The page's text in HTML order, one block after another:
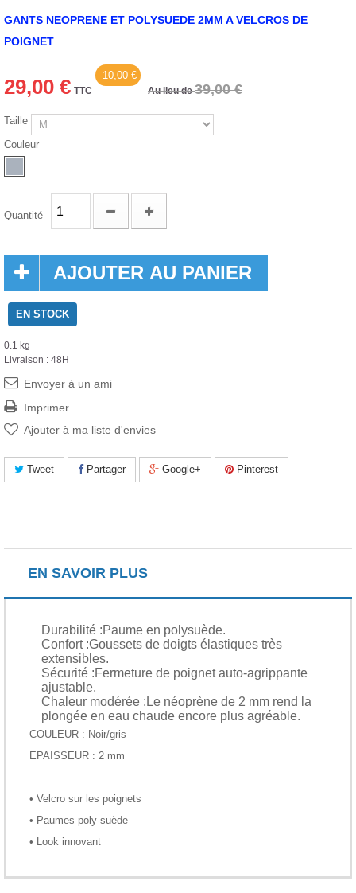
GANTS NEOPRENE ET POLYSUEDE 2MM A VELCROS DE
POIGNET
29,00 € TTC
-10,00 €
Au lieu de39,00 €
Taille
Couleur
Quantité
AJOUTER AU PANIER
EN STOCK
0.1 kg
Livraison : 48H
Envoyer à un ami
Imprimer
Ajouter à ma liste d'envies
Tweet Partager Google+ Pinterest
EN SAVOIR PLUS
Durabilité :Paume en polysuède.
Confort :Goussets de doigts élastiques très
extensibles.
Sécurité :Fermeture de poignet auto-agrippante
ajustable.
Chaleur modérée : Le néoprène de 2 mm rend la
plongée en eau chaude encore plus agréable.
COULEUR : Noir/gris
EPAISSEUR : 2 mm
• Velcro sur les poignets
• Paumes poly-suède
• Look innovant